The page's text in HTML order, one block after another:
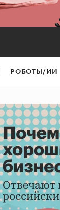
РОБОТЫ/ИИ